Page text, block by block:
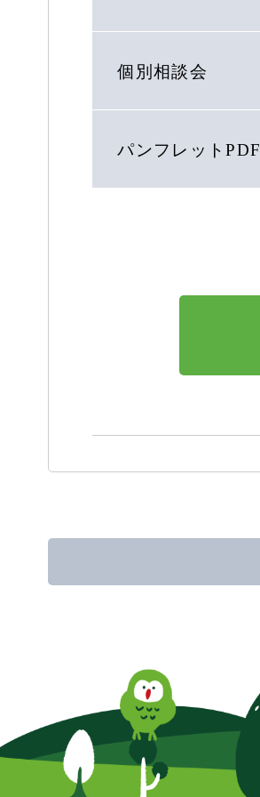
個別相談会
パンフレットPDF